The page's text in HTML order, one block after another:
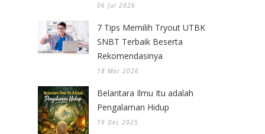
06 Jul 2026
7 Tips Memilih Tryout UTBK
SNBT Terbaik Beserta
Rekomendasinya
18 Mar 2026
Belantara Ilmu Itu adalah
Pengalaman Hidup
19 Dec 2025